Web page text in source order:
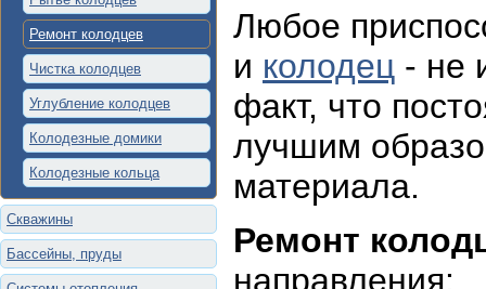
Ремонт колодцев
Чистка колодцев
Углубление колодцев
Колодезные домики
Колодезные кольца
Скважины
Бассейны, пруды
Любое
и колодец - не
факт, что
лучшим
материала.
Ремонт
направления: